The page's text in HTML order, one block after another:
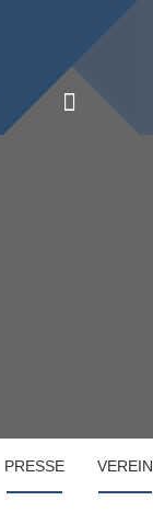
PRESSE VEREIN